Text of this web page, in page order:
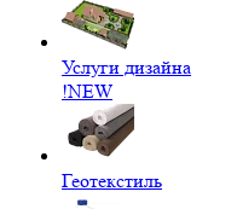
Услуги дизайна
!NEW
Геотекстиль